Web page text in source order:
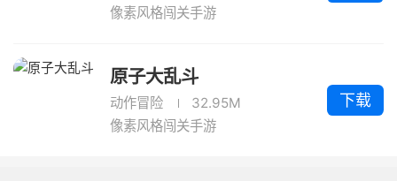
像素风格闯关手游
原子大乱斗
动作冒险
32.95M
像素风格闯关手游
下载